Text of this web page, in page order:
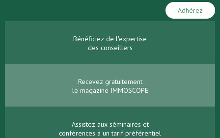
Adhérez
Bénéficiez de l'expertise
des conseillers
Recevez gratuitement
le magazine IMMOSCOPE
Assistez aux séminaires et
conférences à un tarif préférentiel